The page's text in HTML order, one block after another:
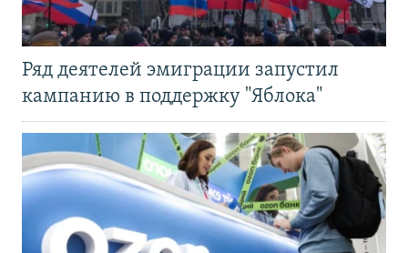
Ряд деятелей эмиграции запустил
кампанию в поддержку "Яблока"